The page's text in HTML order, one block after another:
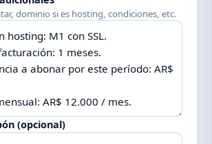
dominio si es hosting, condiciones, etc.
(opcional)